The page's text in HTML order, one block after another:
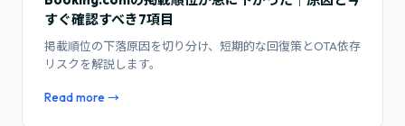
すぐ確認すべき7項目
掲載順位の下落原因を切り分け、短期的な回復策とOTA依存
リスクを解説します。
Read more →